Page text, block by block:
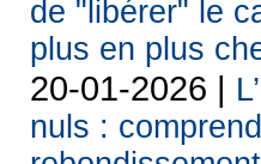
de "libérer" le
plus en plus
20-01-2026 |
nuls :